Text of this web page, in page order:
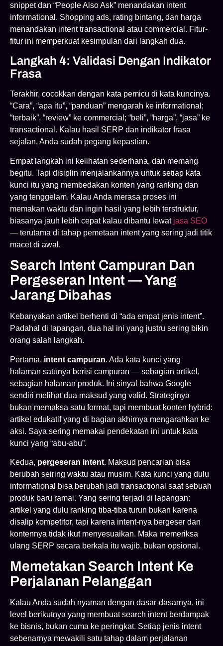
snippet dan “People Also Ask” menandakan intent
informational. Shopping ads, rating bintang, dan harga
menandakan intent transactional atau commercial. Fitur-
fitur ini memperkuat kesimpulan dari langkah dua.
Langkah 4: Validasi Dengan Indikator
Frasa
Terakhir, cocokkan dengan kata pemicu di kata kuncinya.
“Cara”, “apa itu”, “panduan” mengarah ke informational;
“terbaik”, “review” ke commercial; “beli”, “harga”, “jasa” ke
transactional. Kalau hasil SERP dan indikator frasa
sejalan, Anda sudah pegang kepastian.
Empat langkah ini kelihatan sederhana, dan memang
begitu. Tapi disiplin menjalankannya untuk setiap kata
kunci itu yang membedakan konten yang ranking dan
yang tenggelam. Kalau Anda merasa proses ini
memakan waktu dan ingin hasil yang lebih terstruktur,
biasanya jauh lebih cepat kalau dibantu lewat jasa SEO
— terutama di tahap pemetaan intent yang sering jadi titik
macet di awal.
Search Intent Campuran Dan
Pergeseran Intent — Yang
Jarang Dibahas
Kebanyakan artikel berhenti di “ada empat jenis intent”.
Padahal di lapangan, dua hal ini yang justru sering bikin
orang salah langkah.
Pertama, intent campuran. Ada kata kunci yang
halaman satunya berisi campuran — sebagian artikel,
sebagian halaman produk. Ini sinyal bahwa Google
sendiri melihat dua maksud yang valid. Strateginya
bukan memaksa satu format, tapi membuat konten hybrid:
artikel edukatif yang di bagian akhirnya mengarahkan ke
aksi. Saya sering memakai pendekatan ini untuk kata
kunci yang “abu-abu”.
Kedua, pergeseran intent. Maksud pencarian bisa
berubah seiring waktu atau musim. Kata kunci yang dulu
informational bisa berubah jadi transactional saat sebuah
produk baru ramai. Yang sering terjadi di lapangan:
artikel yang dulu ranking tiba-tiba turun bukan karena
disalip kompetitor, tapi karena intent-nya bergeser dan
kontennya tidak ikut menyesuaikan. Maka memeriksa
ulang SERP secara berkala itu wajib, bukan opsional.
Memetakan Search Intent Ke
Perjalanan Pelanggan
Kalau Anda sudah nyaman dengan dasar-dasarnya, ini
level berikutnya yang membuat search intent berdampak
ke bisnis, bukan cuma ke peringkat. Setiap jenis intent
sebenarnya mewakili satu tahap dalam perjalanan